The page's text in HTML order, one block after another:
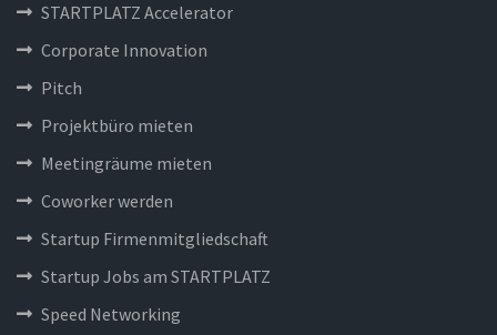
STARTPLATZ Accelerator
Corporate Innovation
Pitch
Projektbüro mieten
Meetingräume mieten
Coworker werden
Startup Firmenmitgliedschaft
Startup Jobs am STARTPLATZ
Speed Networking